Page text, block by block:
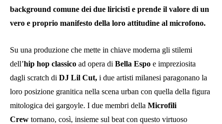
background comune dei due liricisti e prende il valore di un
vero e proprio manifesto della loro attitudine al microfono.
Su una produzione che mette in chiave moderna gli stilemi
dell’hip hop classico ad opera di Bella Espo e impreziosita
dagli scratch di DJ Lil Cut, i due artisti milanesi paragonano la
loro posizione granitica nella scena urban con quella della figura
mitologica dei gargoyle. I due membri della Microfili
Crew tornano, così, insieme sul beat con questo virtuoso